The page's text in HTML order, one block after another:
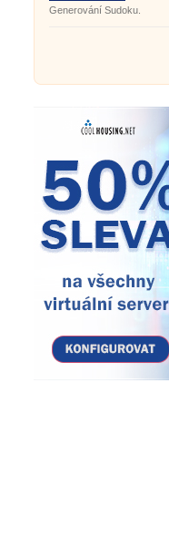
Generování Sudoku.